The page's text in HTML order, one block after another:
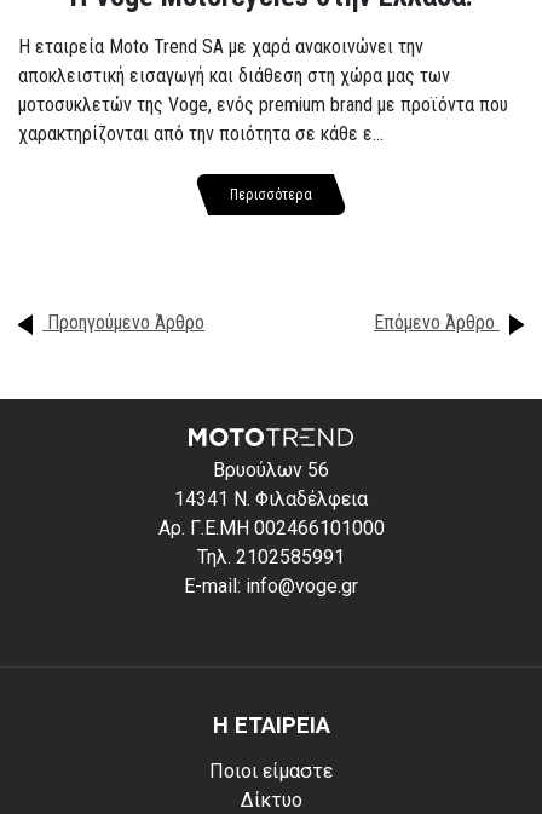
Η εταιρεία Moto Trend SA με χαρά ανακοινώνει την
αποκλειστική εισαγωγή και διάθεση στη χώρα μας των
μοτοσυκλετών της Voge, ενός premium brand με προϊόντα που
χαρακτηρίζονται από την ποιότητα σε κάθε ε...
Περισσότερα
Προηγούμενο Άρθρο Επόμενο Άρθρο
Βρυούλων 56
14341 Ν. Φιλαδέλφεια
Αρ. Γ.Ε.ΜΗ 002466101000
Τηλ. 2102585991
E-mail: info@voge.gr
Η ΕΤΑΙΡΕΙΑ
Ποιοι είμαστε
Δίκτυο